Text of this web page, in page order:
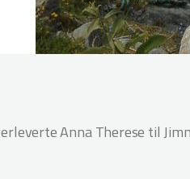
Anna Therese til